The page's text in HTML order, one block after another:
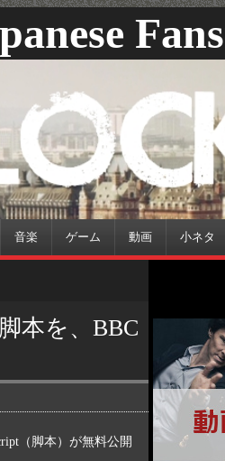
音楽 ゲーム 動画 小ネタ
本を、BBC
（脚本）が無料公開